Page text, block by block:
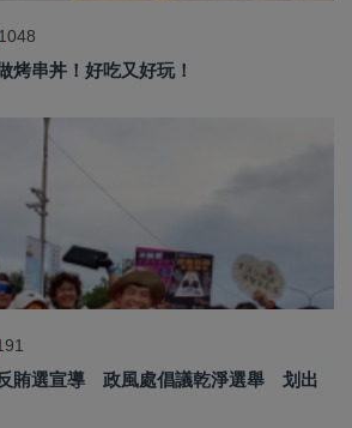
1048
烤串丼！好吃又好玩！
賄選宣導 政風處倡議乾淨選舉 划出